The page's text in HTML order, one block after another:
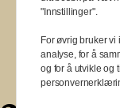
a
"Innstillinger".
For øvrig bruker
analyse, for å
og for å utvikle og